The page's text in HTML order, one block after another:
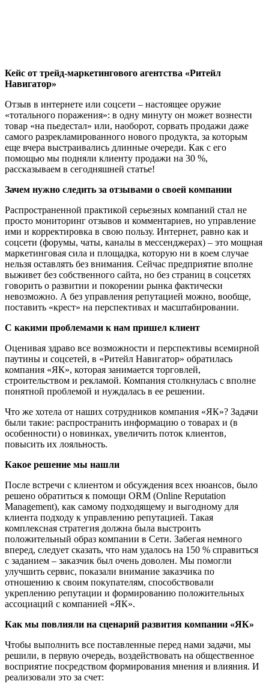
Кейс от трейд-маркетингового агентства «Ритейл
Навигатор»
Отзыв в интернете или соцсети – настоящее оружие
«тотального поражения»: в одну минуту он может вознести
товар «на пьедестал» или, наоборот, сорвать продажи даже
самого разрекламированного нового продукта, за которым
еще вчера выстраивались длинные очереди. Как с его
помощью мы подняли клиенту продажи на 30 %,
рассказываем в сегодняшней статье!
Зачем нужно следить за отзывами о своей компании
Распространенной практикой серьезных компаний стал не
просто мониторинг отзывов и комментариев, но управление
ими и корректировка в свою пользу. Интернет, равно как и
соцсети (форумы, чаты, каналы в мессенджерах) – это мощная
маркетинговая сила и площадка, которую ни в коем случае
нельзя оставлять без внимания. Сейчас предприятие вполне
выживет без собственного сайта, но без страниц в соцсетях
говорить о развитии и покорении рынка фактически
невозможно. А без управления репутацией можно, вообще,
поставить «крест» на перспективах и масштабировании.
С какими проблемами к нам пришел клиент
Оценивая здраво все возможности и перспективы всемирной
паутины и соцсетей, в «Ритейл Навигатор» обратилась
компания «ЯК», которая занимается торговлей,
строительством и рекламой. Компания столкнулась с вполне
понятной проблемой и нуждалась в ее решении.
Что же хотела от наших сотрудников компания «ЯК»? Задачи
были такие: распространить информацию о товарах и (в
особенности) о новинках, увеличить поток клиентов,
повысить их лояльность.
Какое решение мы нашли
После встречи с клиентом и обсуждения всех нюансов, было
решено обратиться к помощи ORM (Online Reputation
Management), как самому подходящему и выгодному для
клиента подходу к управлению репутацией. Такая
комплексная стратегия должна была выстроить
положительный образ компании в Сети. Забегая немного
вперед, следует сказать, что нам удалось на 150 % справиться
с заданием – заказчик был очень доволен. Мы помогли
улучшить сервис, показали внимание заказчика по
отношению к своим покупателям, способствовали
укреплению репутации и формированию положительных
ассоциаций с компанией «ЯК».
Как мы повлияли на сценарий развития компании «ЯК»
Чтобы выполнить все поставленные перед нами задачи, мы
решили, в первую очередь, воздействовать на общественное
восприятие посредством формирования мнения и влияния. И
реализовали это за счет: